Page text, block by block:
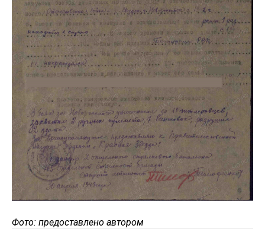
Фото: предоставлено автором